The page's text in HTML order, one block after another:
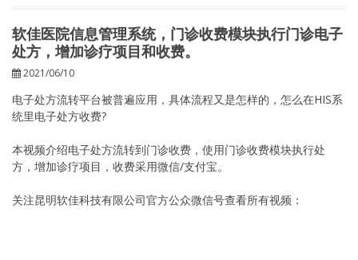
软佳医院信息管理系统，门诊收费模块执行门诊电子
处方，增加诊疗项目和收费。
2021/06/10
电子处方流转平台被普遍应用，具体流程又是怎样的，怎么在HIS系
统里电子处方收费?
本视频介绍电子处方流转到门诊收费，使用门诊收费模块执行处
方，增加诊疗项目，收费采用微信/支付宝。
关注昆明软佳科技有限公司官方公众微信号查看所有视频：